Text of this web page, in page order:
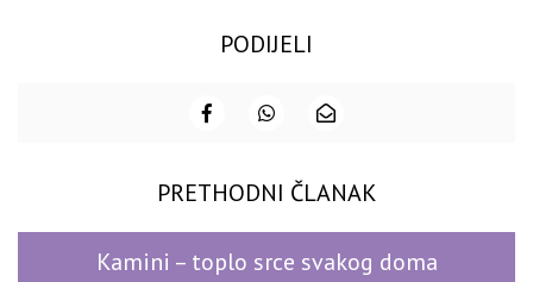
PODIJELI
PRETHODNI ČLANAK
Kamini – toplo srce svakog doma